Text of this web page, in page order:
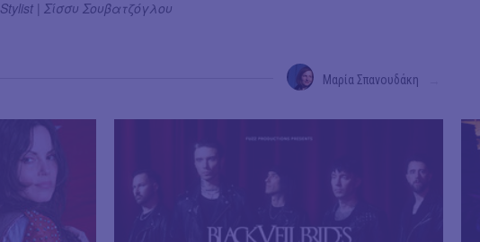
Stylist | Σίσσυ Σουβατζόγλου
Μαρία Σπανουδάκη